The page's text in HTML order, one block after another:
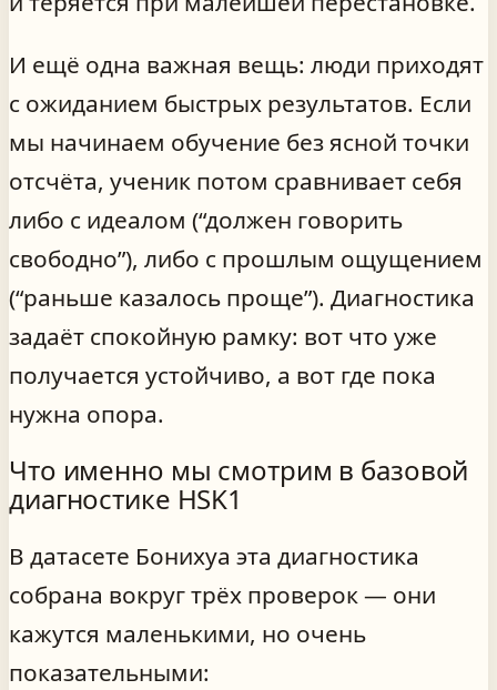
И ещё одна важная вещь: люди приходят
с ожиданием быстрых результатов. Если
мы начинаем обучение без ясной точки
отсчёта, ученик потом сравнивает себя
либо с идеалом (“должен говорить
свободно”), либо с прошлым ощущением
(“раньше казалось проще”). Диагностика
задаёт спокойную рамку: вот что уже
получается устойчиво, а вот где пока
нужна опора.
Что именно мы смотрим в базовой
диагностике HSK1
В датасете Бонихуа эта диагностика
собрана вокруг трёх проверок — они
кажутся маленькими, но очень
показательными: